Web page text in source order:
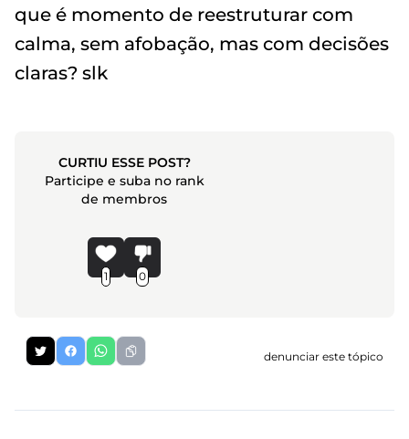
que é momento de reestruturar com
calma, sem afobação, mas com decisões
claras? slk
CURTIU ESSE POST?
Participe e suba no rank
de membros
1 0
denunciar este tópico